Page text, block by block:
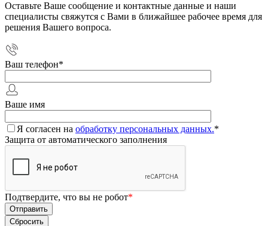
Оставьте Ваше сообщение и контактные данные и наши
специалисты свяжутся с Вами в ближайшее рабочее время для
решения Вашего вопроса.
Ваш телефон*
Ваше имя
Я согласен на обработку персональных данных.*
Защита от автоматического заполнения
Подтвердите, что вы не робот*